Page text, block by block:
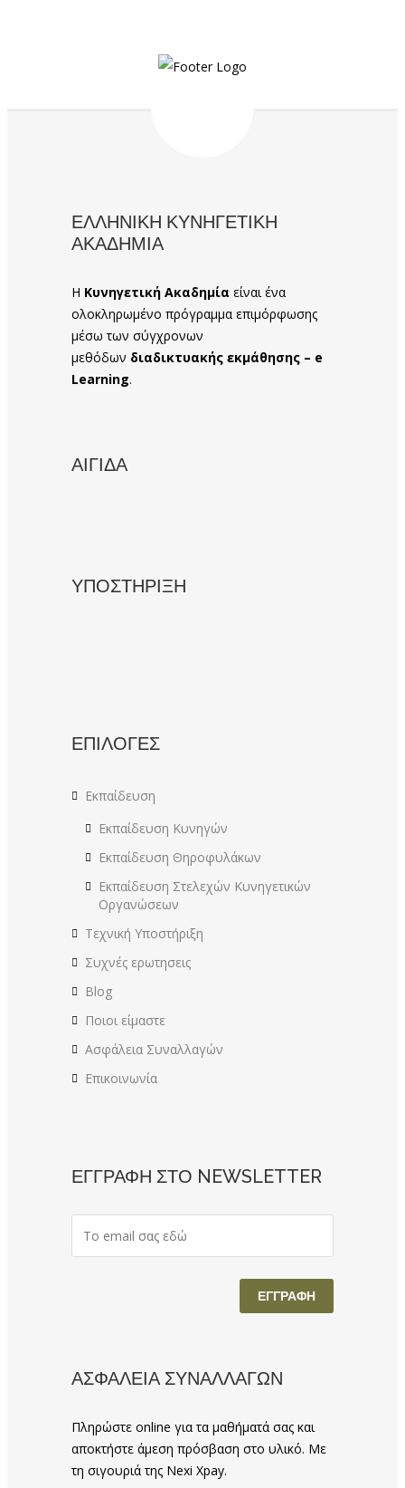
ΕΛΛΗΝΙΚΗ ΚΥΝΗΓΕΤΙΚΗ
ΑΚΑΔΗΜΙΑ
Η Κυνηγετική Ακαδημία είναι ένα
ολοκληρωμένο πρόγραμμα επιμόρφωσης
μέσω των σύγχρονων
μεθόδων διαδικτυακής εκμάθησης – e
Learning.
ΑΙΓΙΔΑ
ΥΠΟΣΤΗΡΙΞΗ
ΕΠΙΛΟΓΕΣ
Εκπαίδευση
Εκπαίδευση Κυνηγών
Εκπαίδευση Θηροφυλάκων
Εκπαίδευση Στελεχών Κυνηγετικών
Οργανώσεων
Τεχνική Υποστήριξη
Συχνές ερωτησεις
Blog
Ποιοι είμαστε
Ασφάλεια Συναλλαγών
Επικοινωνία
ΕΓΓΡΑΦΗ ΣΤΟ NEWSLETTER
ΑΣΦΑΛΕΙΑ ΣΥΝΑΛΛΑΓΩΝ
Πληρώστε online για τα μαθήματά σας και
αποκτήστε άμεση πρόσβαση στο υλικό. Με
τη σιγουριά της Nexi Xpay.